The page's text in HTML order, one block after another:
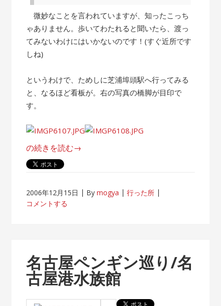
微妙なことを言われていますが、知ったこっち
ゃありません。歩いてわたれると聞いたら、渡っ
てみないわけにはいかないのです！(すぐ近所です
しね)
というわけで、ためしに芝浦埠頭駅へ行ってみる
と、なるほど看板が。右の写真の橋脚が目印で
す。
“東
京
歩
の続きを読む→
2006年12月15日 Bymogya
行った所
コメントする
名古屋ペンギン巡り/名
古屋港水族館